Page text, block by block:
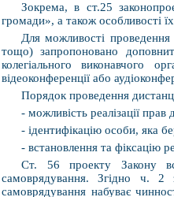
Зокрема, в ст.25
громади», а також особливості їх
Для можливості
тощо) запропоновано
колегіального виконавчого
відеоконференції або
Порядок проведення
- можливість реалізації
- ідентифікацію особи, яка
- встановлення та фіксацію
Ст. 56 проекту Закону
самоврядування. Згідно ч. 2
самоврядування набуває